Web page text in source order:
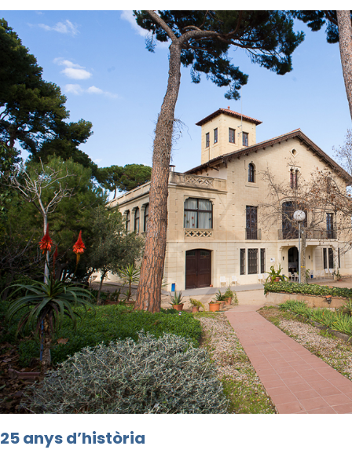
25 anys d’història